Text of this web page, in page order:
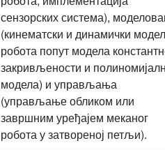
сензорских система),
(кинематски и динамички
робота попут модела
закривљености и
модела) и управљања
(управљање обликом или
завршним уређајем меканог
робота у затвореној петљи).